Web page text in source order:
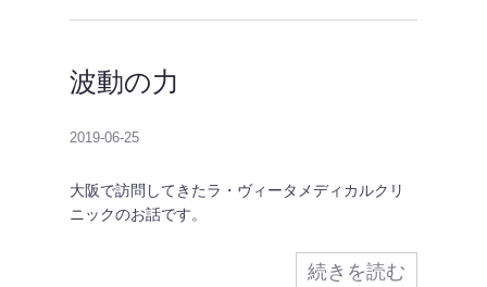
波動の力
2019-06-25
大阪で訪問してきたラ・ヴィータメディカルクリ
ニックのお話です。
続きを読む